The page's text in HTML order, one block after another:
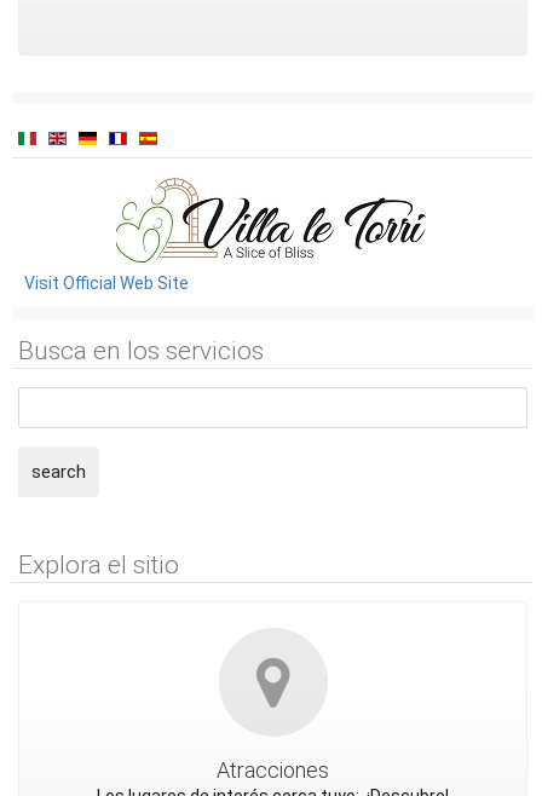
Visit Official Web Site
Busca en los servicios
search
Explora el sitio
Atracciones